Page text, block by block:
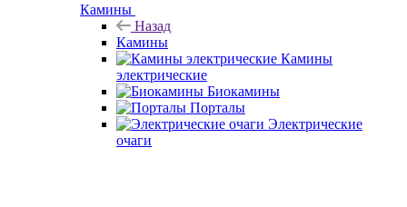
Камины
Назад
Камины
Камины
электрические
Биокамины
Порталы
Электрические
очаги